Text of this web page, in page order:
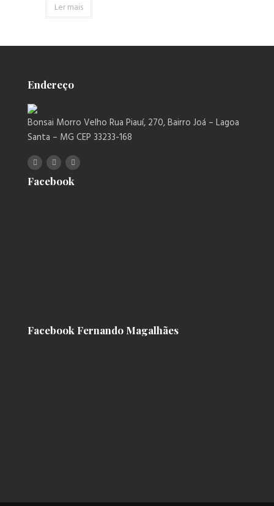
Ler mais
Endereço
Bonsai Morro Velho Rua Piauí, 270, Bairro Joá – Lagoa
Santa – MG CEP 33233-168
Facebook
Facebook Fernando Magalhães